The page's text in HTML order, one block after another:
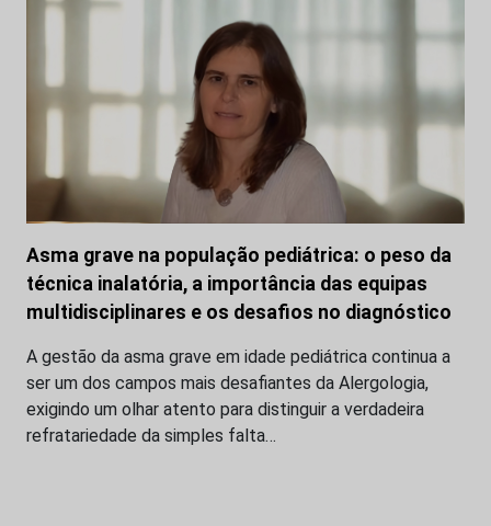
Asma grave na população pediátrica: o peso da
técnica inalatória, a importância das equipas
multidisciplinares e os desafios no diagnóstico
A gestão da asma grave em idade pediátrica continua a
ser um dos campos mais desafiantes da Alergologia,
exigindo um olhar atento para distinguir a verdadeira
refratariedade da simples falta…